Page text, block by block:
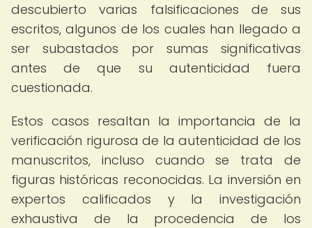
descubierto varias falsificaciones de sus
escritos, algunos de los cuales han llegado a
ser subastados por sumas significativas
antes de que su autenticidad fuera
cuestionada.
Estos casos resaltan la importancia de la
verificación rigurosa de la autenticidad de los
manuscritos, incluso cuando se trata de
figuras históricas reconocidas. La inversión en
expertos calificados y la investigación
exhaustiva de la procedencia de los